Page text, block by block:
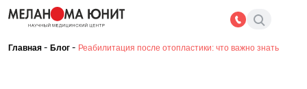
Главная - Блог - Реабилитация после отопластики: что важно знать